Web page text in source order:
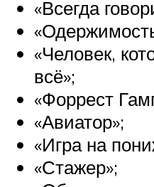
«Всегда
«Человек,
всё»;
«Форрест
«Авиатор»;
«Игра на
«Стажер»;